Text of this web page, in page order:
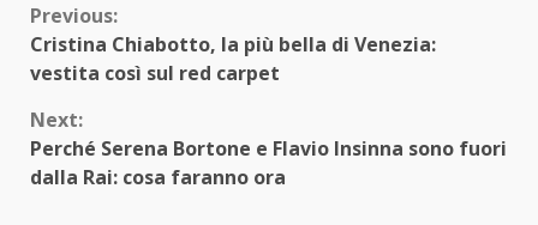
Continue
Reading
Previous:
Cristina Chiabotto, la più bella di Venezia:
vestita così sul red carpet
Next:
Perché Serena Bortone e Flavio Insinna sono fuori
dalla Rai: cosa faranno ora